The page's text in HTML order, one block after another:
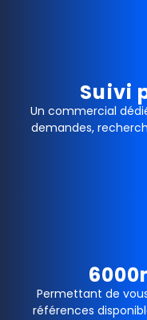
Suivi
Un commercial
demandes,
Permettant de
références